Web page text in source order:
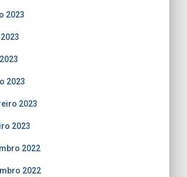
2023
2023
2023
2023
2022
2022